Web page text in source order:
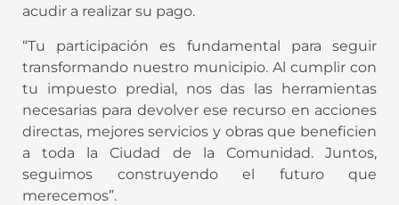
acudir a realizar su pago.
“Tu participación es fundamental para seguir
transformando nuestro municipio. Al cumplir con
tu impuesto predial, nos das las herramientas
necesarias para devolver ese recurso en acciones
directas, mejores servicios y obras que beneficien
a toda la Ciudad de la Comunidad. Juntos,
seguimos construyendo el futuro que
merecemos”.